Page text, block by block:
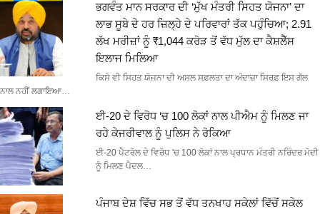
ਭਗਵੰਤ ਮਾਨ ਸਰਕਾਰ ਦੀ ‘ਮੁੱਖ ਮੰਤਰੀ ਸਿਹਤ ਯੋਜਨਾ’ ਦਾ
ਲਾਭ ਸੂਬੇ ਦੇ ਹਰ ਜ਼ਿਲ੍ਹੇ ਦੇ ਪਰਿਵਾਰਾਂ ਤੱਕ ਪਹੁੰਚਿਆ; 2.91
ਲੱਖ ਮਰੀਜ਼ਾਂ ਨੂੰ ₹1,044 ਕਰੋੜ ਤੋਂ ਵੱਧ ਮੁੱਲ ਦਾ ਕੈਸ਼ਲੈੱਸ
ਇਲਾਜ ਮਿਲਿਆ
ਕਿਸੇ ਵੀ ਸਿਹਤ ਯੋਜਨਾ ਦੀ ਅਸਲ ਸਫ਼ਲਤਾ ਦਾ ਅੰਦਾਜ਼ਾ ਸਿਰਫ਼ ਇਸ ਗੱਲ
ਨਾਲ ਨਹੀਂ ਲਗਾਇਆ…
ਈ-20 ਦੇ ਵਿਰੋਧ ‘ਚ 100 ਲੋਕਾਂ ਨਾਲ ਪੀਐਮ ਨੂੰ ਮਿਲਣ ਜਾ
ਰਹੇ ਕੇਜਰੀਵਾਲ ਨੂੰ ਪੁਲਿਸ ਨੇ ਰੋਕਿਆ
ਈ-20 ਪੈਟਰੋਲ ਦੇ ਵਿਰੋਧ 'ਚ 100 ਲੋਕਾਂ ਨਾਲ ਪ੍ਰਧਾਨ ਮੰਤਰੀ ਨਰਿੰਦਰ ਮੋਦੀ
ਨੂੰ ਮਿਲਣ ਪੈਦਲ…
ਪੰਜਾਬ ਦੇਸ਼ ਵਿੱਚ ਸਭ ਤੋਂ ਵੱਧ ਤਨਖਾਹ ਸਕੇਲਾਂ ਵਿੱਚੋਂ ਸਕੇਲ